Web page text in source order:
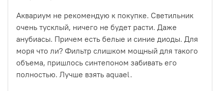
Аквариум не рекомендую к покупке. Светильник
очень тусклый, ничего не будет расти. Даже
анубиасы. Причем есть белые и синие диоды. Для
моря что ли? Фильтр слишком мощный для такого
объема, пришлось синтепоном забивать его
полностью. Лучше взять aquael.